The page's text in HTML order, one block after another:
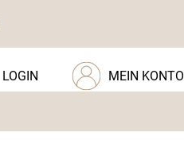
MEIN KONTO
LOGIN